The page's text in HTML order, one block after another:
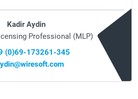
Kadir Aydin
Professional (MLP)
(0)69-173261-345